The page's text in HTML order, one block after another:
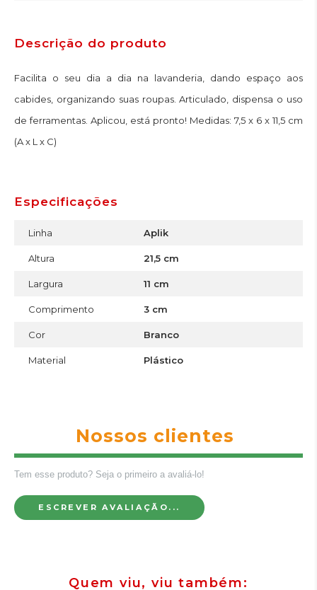
Descrição do produto
Facilita o seu dia a dia na lavanderia, dando espaço aos
cabides, organizando suas roupas. Articulado, dispensa o uso
de ferramentas. Aplicou, está pronto! Medidas: 7,5 x 6 x 11,5 cm
(A x L x C)
Especificações
Linha Aplik
Altura 21,5 cm
Largura 11 cm
Comprimento 3 cm
Cor Branco
Material Plástico
Nossos clientes
Tem esse produto? Seja o primeiro a avaliá-lo!
ESCREVER AVALIAÇÃO...
Quem viu, viu também